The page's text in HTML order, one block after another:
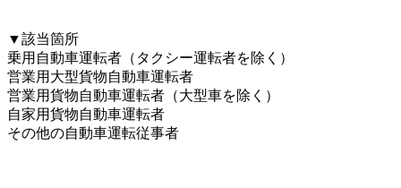
▼該当箇所
乗用自動車運転者（タクシー運転者を除く）
営業用大型貨物自動車運転者
営業用貨物自動車運転者（大型車を除く）
自家用貨物自動車運転者
その他の自動車運転従事者